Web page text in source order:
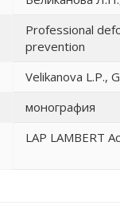
Professional
prevention
Velikanova L.P.,
монография
LAP LAMBERT